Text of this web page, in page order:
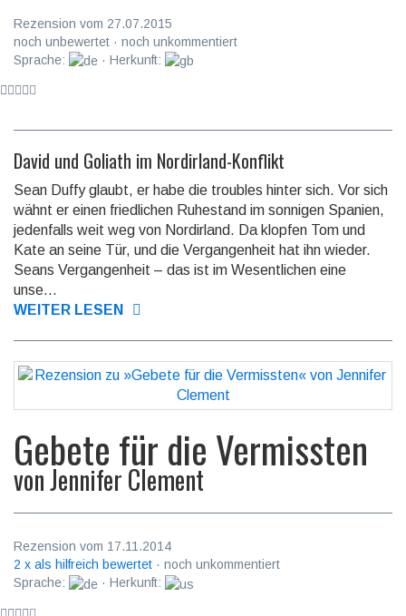
Rezension vom 27.07.2015
noch unbewertet · noch unkommentiert
Sprache:
· Herkunft:
David und Goliath im Nordirland-Konflikt
Sean Duffy glaubt, er habe die troubles hinter sich. Vor sich
wähnt er einen friedlichen Ruhe­stand im son­nigen Spanien,
je­den­falls weit weg von Nord­irland. Da klopfen Tom und
Kate an seine Tür, und die Ver­gan­gen­heit hat ihn wieder.
Seans Vergangenheit – das ist im We­sent­li­chen eine
unse...
WEITER LESEN
Gebete für die Vermissten
vonJennifer Clement
Rezension vom 17.11.2014
2 x als hilfreich bewertet · noch unkommentiert
Sprache:
· Herkunft: